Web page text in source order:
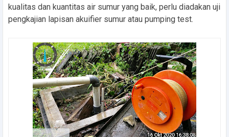
kualitas dan kuantitas air sumur yang baik, perlu diadakan uji
pengkajian lapisan akuifier sumur atau pumping test.